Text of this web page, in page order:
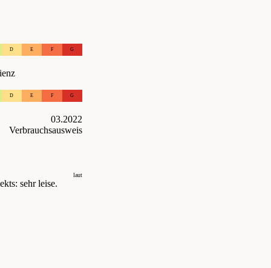
D E F G
D E F G
03.2022
Verbrauchsausweis
laut
sehr leise.